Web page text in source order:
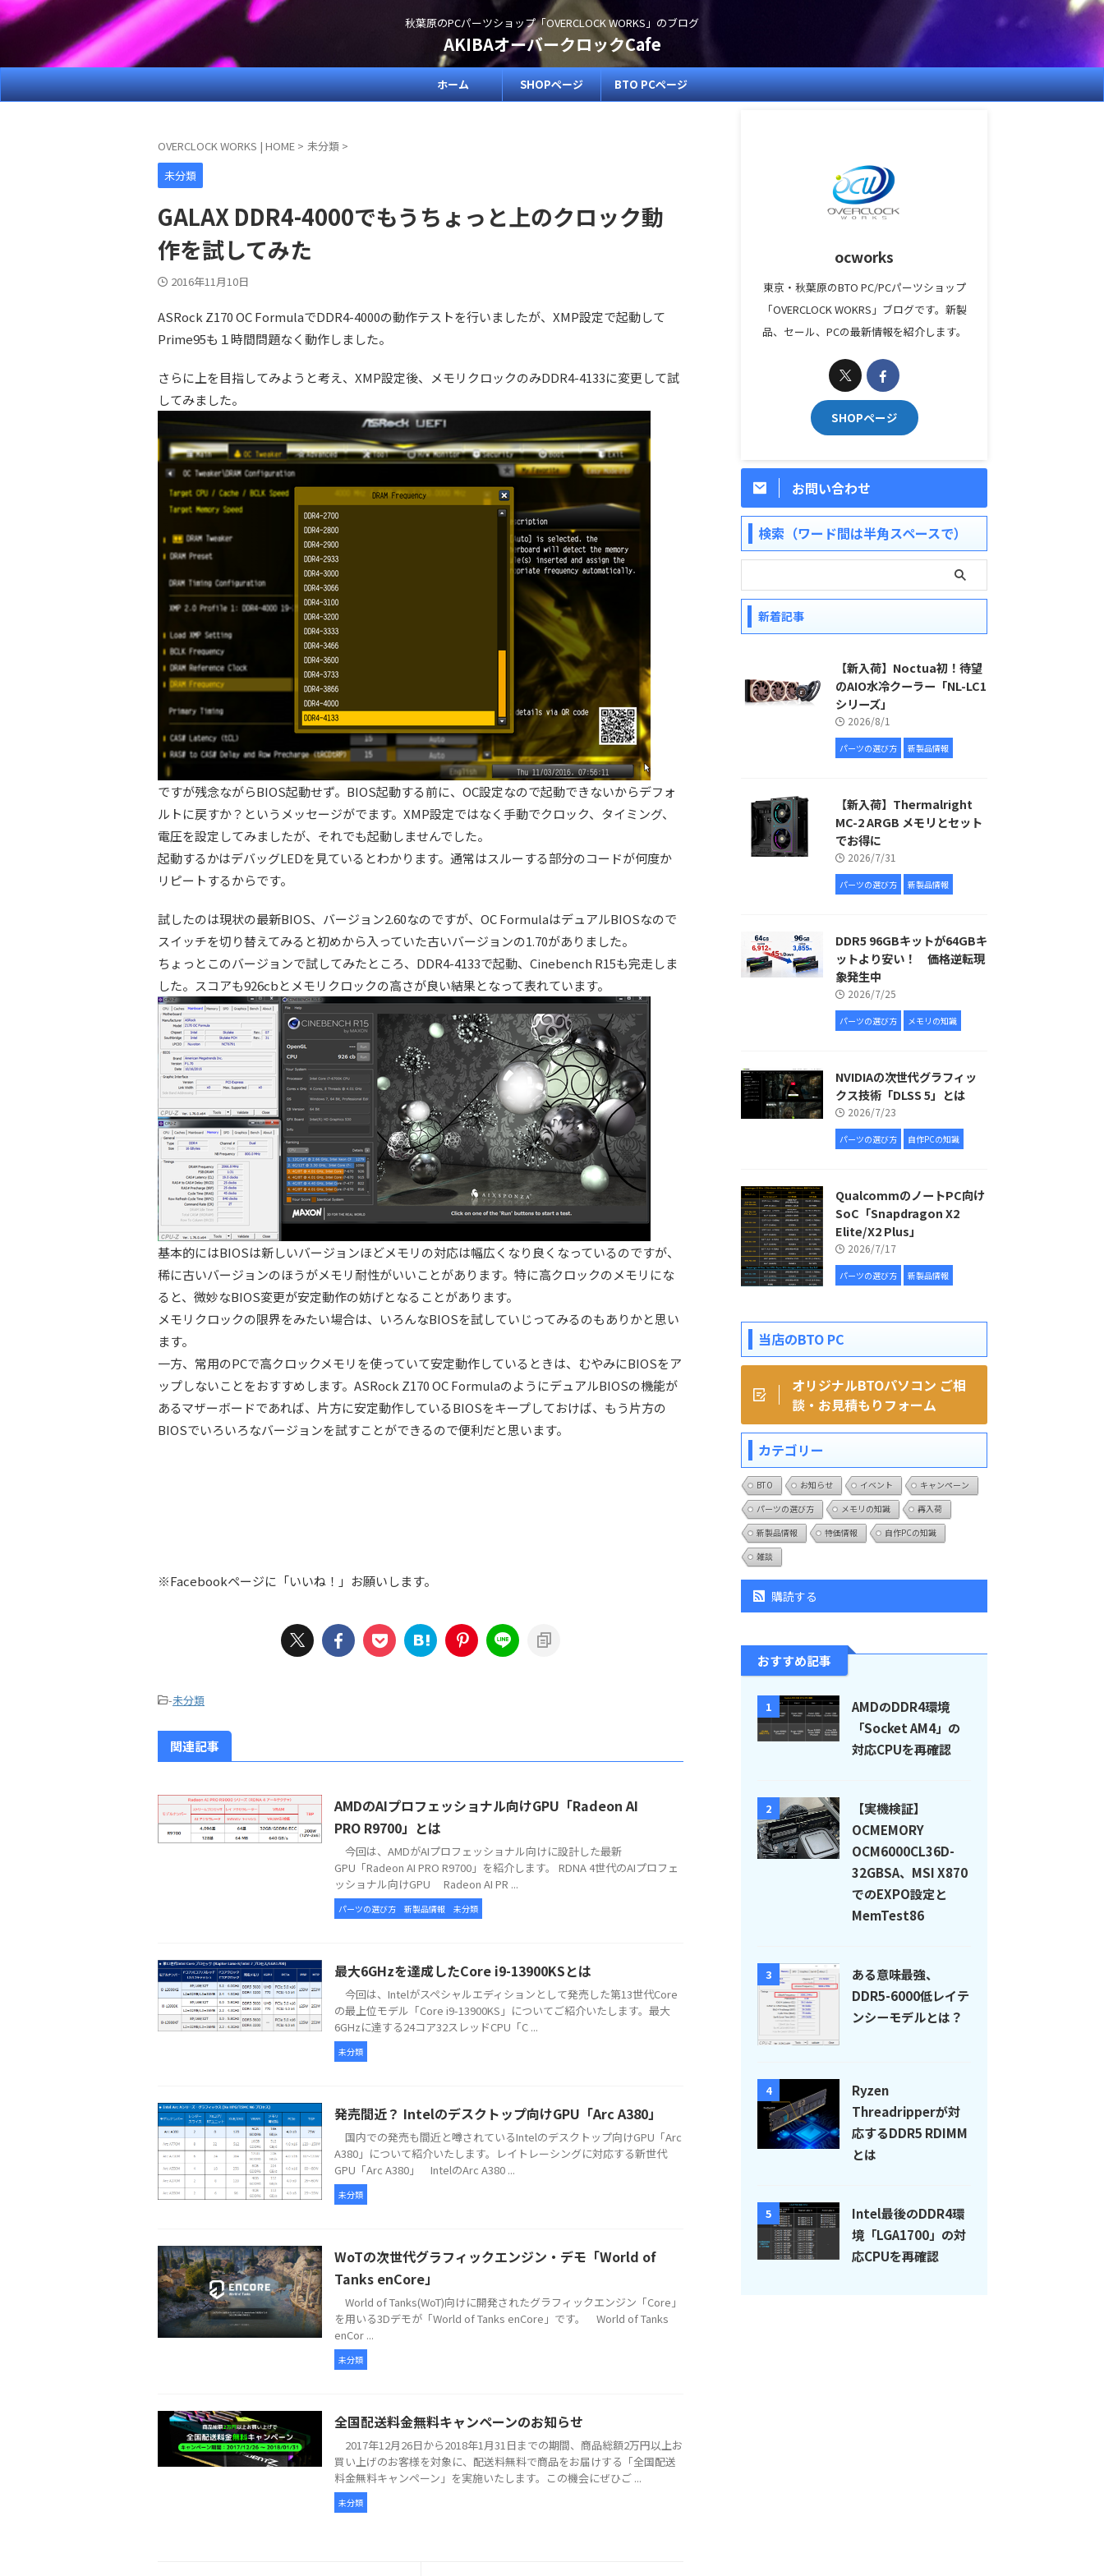
秋葉原のPCパーツショップ「OVERCLOCK WORKS」のブログ
AKIBAオーバークロックCafe
ホーム SHOPページ BTO PCページ
OVERCLOCK WORKS | HOME > 未分類 >
未分類
GALAX DDR4-4000でもうちょっと上のクロック動
作を試してみた
2016年11月10日
ASRock Z170 OC FormulaでDDR4-4000の動作テストを行いましたが、XMP設定で起動して
Prime95も１時間問題なく動作しました。
さらに上を目指してみようと考え、XMP設定後、メモリクロックのみDDR4-4133に変更して試
してみました。
ですが残念ながらBIOS起動せず。BIOS起動する前に、OC設定なので起動できないからデフォ
ルトに戻すか？というメッセージがでます。XMP設定ではなく手動でクロック、タイミング、
電圧を設定してみましたが、それでも起動しませんでした。
起動するかはデバッグLEDを見ているとわかります。通常はスルーする部分のコードが何度か
リピートするからです。
試したのは現状の最新BIOS、バージョン2.60なのですが、OC FormulaはデュアルBIOSなので
スイッチを切り替えてみると初めから入っていた古いバージョンの1.70がありました。
ちょっとこのバージョンで試してみたところ、DDR4-4133で起動、Cinebench R15も完走しま
した。スコアも926cbとメモリクロックの高さが良い結果となって表れています。
基本的にはBIOSは新しいバージョンほどメモリの対応は幅広くなり良くなっているのですが、
稀に古いバージョンのほうがメモリ耐性がいいことがあります。特に高クロックのメモリにな
ると、微妙なBIOS変更が安定動作の妨げとなることがあります。
メモリクロックの限界をみたい場合は、いろんなBIOSを試していじってみるのもありかと思い
ます。
一方、常用のPCで高クロックメモリを使っていて安定動作しているときは、むやみにBIOSをア
ップしないことをおすすめします。ASRock Z170 OC FormulaのようにデュアルBIOSの機能が
あるマザーボードであれば、片方に安定動作しているBIOSをキープしておけば、もう片方の
BIOSでいろいろなバージョンを試すことができるので便利だと思います。
※Facebookページに「いいね！」お願いします。
-未分類
関連記事
AMDのAIプロフェッショナル向けGPU「Radeon AI
PRO R9700」とは
今回は、AMDがAIプロフェッショナル向けに設計した最新
GPU「Radeon AI PRO R9700」を紹介します。 RDNA 4世代のAIプロフェ
ッショナル向けGPU Radeon AI PR ...
パーツの選び方 新製品情報 未分類
最大6GHzを達成したCore i9-13900KSとは
今回は、Intelがスペシャルエディションとして発売した第13世代Core
の最上位モデル「Core i9-13900KS」についてご紹介いたします。最大
6GHzに達する24コア32スレッドCPU「C ...
未分類
発売間近？ Intelのデスクトップ向けGPU「Arc A380」
国内での発売も間近と噂されているIntelのデスクトップ向けGPU「Arc
A380」について紹介いたします。レイトレーシングに対応する新世代
GPU「Arc A380」 IntelのArc A380 ...
未分類
WoTの次世代グラフィックエンジン・デモ「World of
Tanks enCore」
World of Tanks(WoT)向けに開発されたグラフィックエンジン「Core」
を用いる3Dデモが「World of Tanks enCore」です。 World of Tanks
enCor ...
未分類
全国配送料金無料キャンペーンのお知らせ
2017年12月26日から2018年1月31日までの期間、商品総額2万円以上お
買い上げのお客様を対象に、配送料無料で商品をお届けする「全国配送
料金無料キャンペーン」を実施いたします。この機会にぜひご ...
未分類
ocworks
東京・秋葉原のBTO PC/PCパーツショップ
「OVERCLOCK WOKRS」ブログです。新製
品、セール、PCの最新情報を紹介します。
SHOPページ
お問い合わせ
検索（ワード間は半角スペースで）
新着記事
【新入荷】Noctua初！待望
のAIO水冷クーラー「NL-LC1
シリーズ」
2026/8/1
パーツの選び方 新製品情報
【新入荷】Thermalright
MC-2 ARGB メモリとセット
でお得に
2026/7/31
パーツの選び方 新製品情報
DDR5 96GBキットが64GBキ
ットより安い！ 価格逆転現
象発生中
2026/7/25
パーツの選び方 メモリの知識
NVIDIAの次世代グラフィッ
クス技術「DLSS 5」とは
2026/7/23
パーツの選び方 自作PCの知識
QualcommのノートPC向け
SoC「Snapdragon X2
Elite/X2 Plus」
2026/7/17
パーツの選び方 新製品情報
当店のBTO PC
オリジナルBTOパソコン ご相
談・お見積もりフォーム
カテゴリー
BTO お知らせ イベント
キャンペーン
パーツの選び方
メモリの知識
再入荷
新製品情報
特価情報
自作PCの知識
雑談
購読する
おすすめ記事
1
AMDのDDR4環境
「Socket AM4」の
対応CPUを再確認
2
【実機検証】
OCMEMORY
OCM6000CL36D-
32GBSA、MSI X870
でのEXPO設定と
MemTest86
3
ある意味最強、
DDR5-6000低レイテ
ンシーモデルとは？
4
Ryzen
Threadripperが対
応するDDR5 RDIMM
とは
5
Intel最後のDDR4環
境「LGA1700」の対
応CPUを再確認